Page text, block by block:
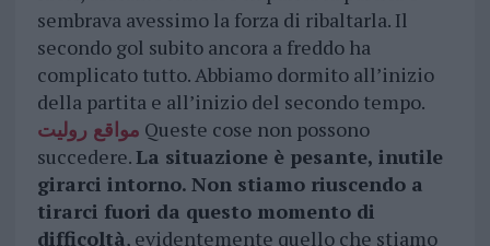
sembrava avessimo la forza di ribaltarla. Il
secondo gol subito ancora a freddo ha
complicato tutto. Abbiamo dormito all’inizio
della partita e all’inizio del secondo tempo.
مواقع روليت Queste cose non possono
succedere.La situazione è pesante, inutile
girarci intorno. Non stiamo riuscendo a
tirarci fuori da questo momento di
difficoltà, evidentemente quello che stiamo